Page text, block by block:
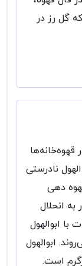
گل رز در
قهوه‌خانه‌ها
نادرستی
دهی
انحلال
ابوالهول
ابوالهول
است.